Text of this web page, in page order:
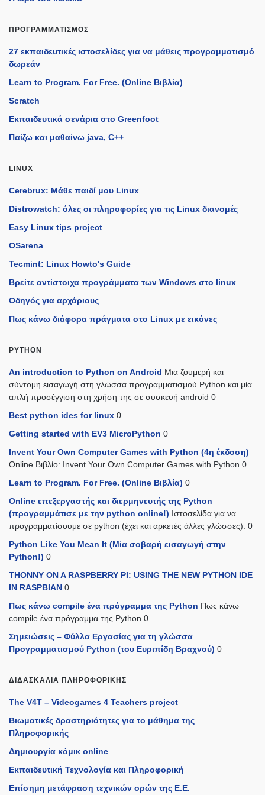
ΠΡΟΓΡΑΜΜΑΤΙΣΜΌΣ
27 εκπαιδευτικές ιστοσελίδες για να μάθεις προγραμματισμό
δωρεάν
Learn to Program. For Free. (Online Βιβλία)
Scratch
Εκπαιδευτικά σενάρια στο Greenfoot
Παίζω και μαθαίνω java, C++
LINUX
Cerebrux: Μάθε παιδί μου Linux
Distrowatch: όλες οι πληροφορίες για τις Linux διανομές
Easy Linux tips project
OSarena
Tecmint: Linux Howto's Guide
Βρείτε αντίστοιχα προγράμματα των Windows στο linux
Οδηγός για αρχάριους
Πως κάνω διάφορα πράγματα στο Linux με εικόνες
PYTHON
An introduction to Python on Android Μια ζουμερή και
σύντομη εισαγωγή στη γλώσσα προγραμματισμού Python και μία
απλή προσέγγιση στη χρήση της σε συσκευή android 0
Best python ides for linux 0
Getting started with EV3 MicroPython 0
Invent Your Own Computer Games with Python (4η έκδοση)
Online Βιβλίο: Invent Your Own Computer Games with Python 0
Learn to Program. For Free. (Online Βιβλία) 0
Online επεξεργαστής και διερμηνευτής της Python
(προγραμμάτισε με την python online!) Ιστοσελίδα για να
προγραμματίσουμε σε python (έχει και αρκετές άλλες γλώσσες). 0
Python Like You Mean It (Mία σοβαρή εισαγωγή στην
Python!) 0
THONNY ON A RASPBERRY PI: USING THE NEW PYTHON IDE
IN RASPBIAN 0
Πως κάνω compile ένα πρόγραμμα της Python Πως κάνω
compile ένα πρόγραμμα της Python 0
Σημειώσεις – Φύλλα Εργασίας για τη γλώσσα
Προγραμματισμού Python (του Ευριπίδη Βραχνού) 0
ΔΙΔΑΣΚΑΛΊΑ ΠΛΗΡΟΦΟΡΙΚΉΣ
The V4T – Videogames 4 Teachers project
Βιωματικές δραστηριότητες για το μάθημα της
Πληροφορικής
Δημιουργία κόμικ online
Εκπαιδευτική Τεχνολογία και Πληροφορική
Επίσημη μετάφραση τεχνικών ορών της Ε.Ε.